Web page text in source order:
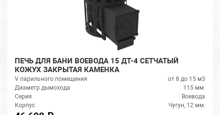
ПЕЧЬ ДЛЯ БАНИ ВОЕВОДА 15 ДТ-4 СЕТЧАТЫЙ
КОЖУХ ЗАКРЫТАЯ КАМЕНКА
V парильного помещения
от 8 до 15 м3
Диаметр дымохода
115 мм.
Серия
Воевода
Корпус
Чугун, 12 мм.